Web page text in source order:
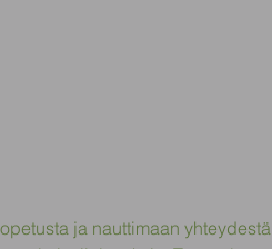
ja nauttimaan yhteydestä